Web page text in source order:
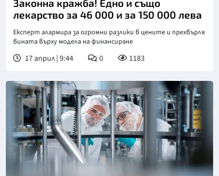
Законна кражба! Едно и също
лекарство за 46 000 и за 150 000 лева
Експерт алармира за огромни разлики в цените и прехвърля
вината върху модела на финансиране
17 април | 9:44 0 1183